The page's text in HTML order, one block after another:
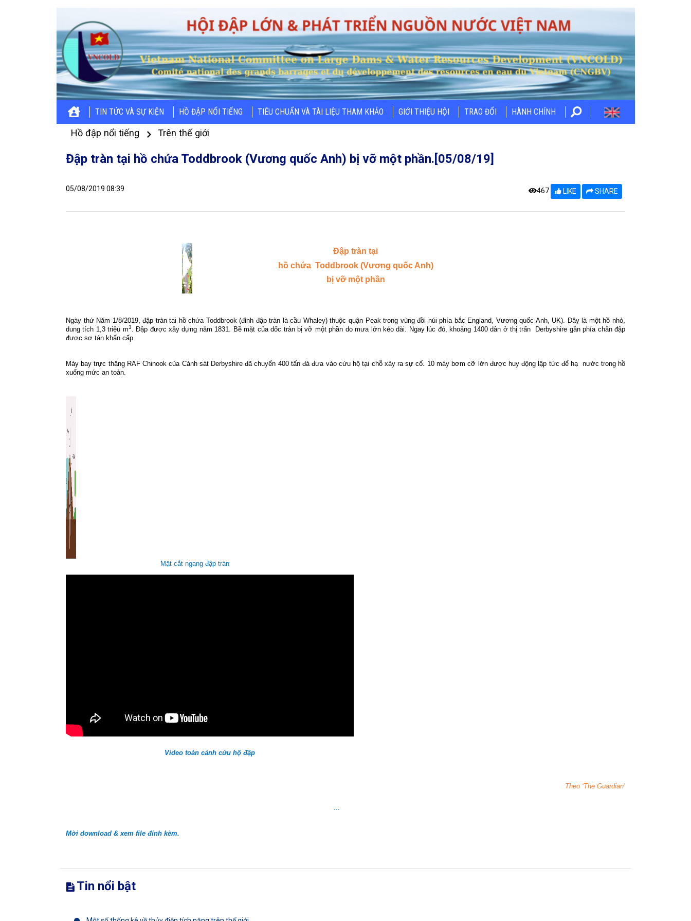
TIN TỨC VÀ SỰ KIỆN HỒ ĐẬP NỔI TIẾNG TIÊU CHUẨN VÀ TÀI LIỆU THAM KHẢO GIỚI THIỆU HỘI TRAO ĐỔI HÀNH CHÍNH
Hồ đập nổi tiếng Trên thế giới
Đập tràn tại hồ chứa Toddbrook (Vương quốc Anh) bị vỡ một phần.[05/08/19]
05/08/2019 08:39 467 LIKE SHARE
Đập tràn tại
hồ chứa Toddbrook (Vương quốc Anh)
bị vỡ một phần
Ngày thứ Năm 1/8/2019, đập tràntại hồ chứa Toddbrook (đỉnh đập tràn là cầu Whaley) thuộc quận Peak trong vùng đồi núi phía bắc England, Vương quốc Anh, UK). Đây là một hồ nhỏ,
dung tích 1,3 triệu m3 . Đập được xây dựng năm 1831. Bề mặt của dốc tràn bị vỡ một phần do mưa lớn kéo dài. Ngay lúc đó, khoảng 1400 dân ở thị trấn
Derbyshire gần phía chân đập
được sơ tán khẩn cấp
Máy bay trực thăng RAF Chinook của Cảnh sát Derbyshire đã chuyển 400 tấn đá đưa vào cứu hộ tại chỗ xảy ra sự cố. 10 máy bơm cỡ lớn được huy động lập tức để hạ nước trong hồ
xuống mức an toàn.
Mặt cắt ngang đập tràn
Video toàn cảnh cứu hộ đập
Theo ‘The Guardian’
Mời download & xem file đính kèm.
Tin nổi bật